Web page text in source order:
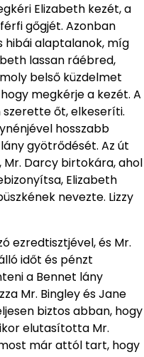
Elizabeth kezét, a
gőgjét. Azonban
hibái alaptalanok, míg
lassan ráébred,
belső küzdelmet
megkérje a kezét. A
őt, elkeseríti.
hosszabb
gyötrődését. Az út
Darcy birtokára, ahol
Elizabeth
nevezte. Lizzy
ezredtisztjével, és Mr.
időt és pénzt
a Bennet lány
Mr. Bingley és Jane
biztos abban, hogy
elutasította Mr.
már attól tart, hogy